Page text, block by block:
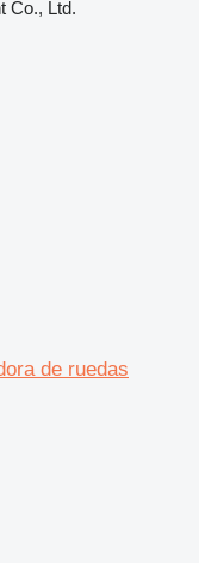
Co., Ltd.
de ruedas